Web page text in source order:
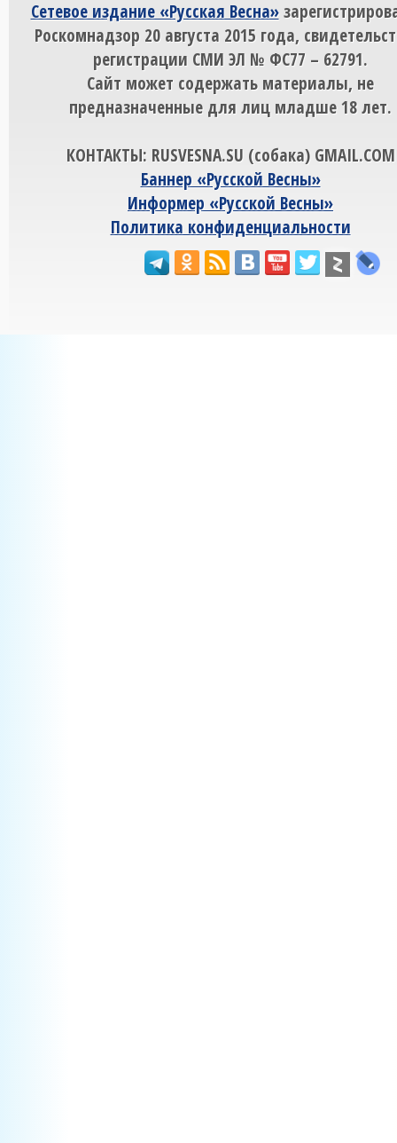
Сетевое издание «Русская Весна»
Роскомнадзор 20 августа 2015 года,
регистрации СМИ ЭЛ № ФС77 – 62791.
Сайт может содержать материалы, не
предназначенные для лиц младше 18 лет.
КОНТАКТЫ: RUSVESNA.SU (собака) GMAIL.COM
Баннер «Русской Весны»
Информер «Русской Весны»
Политика конфиденциальности